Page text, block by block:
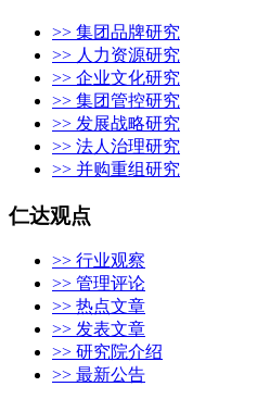
>> 集团品牌研究
>> 人力资源研究
>> 企业文化研究
>> 集团管控研究
>> 发展战略研究
>> 法人治理研究
>> 并购重组研究
仁达观点
>> 行业观察
>> 管理评论
>> 热点文章
>> 发表文章
>> 研究院介绍
>> 最新公告